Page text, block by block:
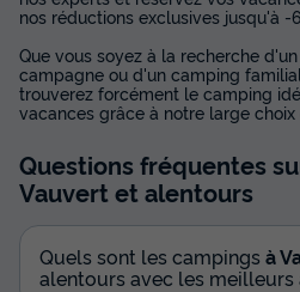
nos réductions exclusives jusqu'à -
Que vous soyez à la recherche
campagne ou d'un camping
trouverez forcément le camping
vacances grâce à notre large choix
Questions fréquentes
Vauvertet alentours
Quels sont les campings à
alentours avec les meilleurs